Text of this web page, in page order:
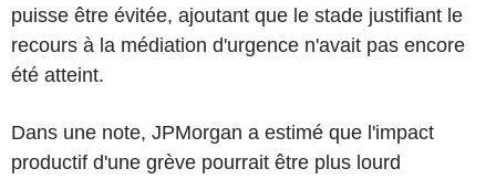
puisse être évitée, ajoutant que le stade justifiant le
recours à la médiation d'urgence n'avait pas encore
été atteint.
Dans une note, JPMorgan a estimé que l'impact
productif d'une grève pourrait être plus lourd